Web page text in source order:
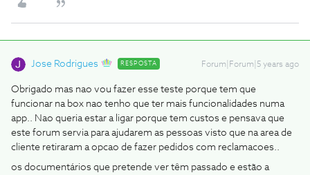
Jose Rodrigues RESPOSTA Forum|Forum|5 years ago
Obrigado mas nao vou fazer esse teste porque tem que
funcionar na box nao tenho que ter mais funcionalidades numa
app.. Nao queria estar a ligar porque tem custos e pensava que
este forum servia para ajudarem as pessoas visto que na area de
cliente retiraram a opcao de fazer pedidos com reclamacoes..
os documentários que pretende ver têm passado e estão a